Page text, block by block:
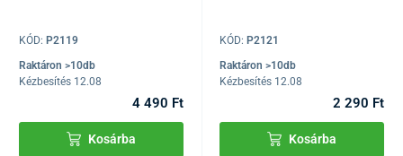
KÓD: P2119
Raktáron >10db
Kézbesítés 12.08
4 490 Ft
Kosárba
KÓD:P2121
Raktáron >10db
Kézbesítés 12.08
2 290 Ft
Kosárba